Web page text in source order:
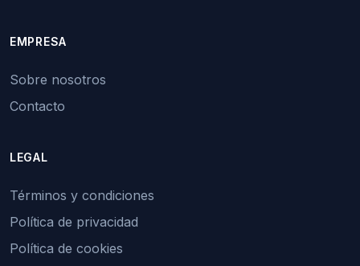
EMPRESA
Sobre nosotros
Contacto
LEGAL
Términos y condiciones
Política de privacidad
Política de cookies